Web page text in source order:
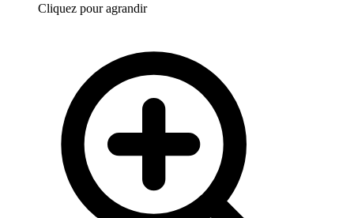
Cliquez pour agrandir